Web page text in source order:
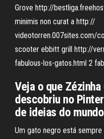
Grove http://
minimis non curat a http://
videotorren.007sites.com/
scooter ebbitt grill http://
fabulous-los-gatos.html 2
Veja o que
descobriu no
de ideias do
Um gato negro está sempre